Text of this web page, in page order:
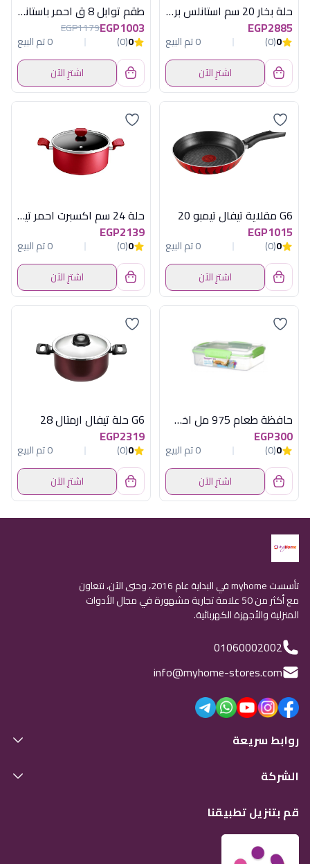
حلة بخار 20 سم استانلس بريلا كوركماز
EGP2885
0
(0)
0 تم البيع
اشترِ الآن
طقم توابل 8 ق احمر باستاند جوزيف
EGP1003
EGP1179
0
(0)
0 تم البيع
اشترِ الآن
G6 مقلاية تيفال تيمبو 20
EGP1015
0
(0)
0 تم البيع
اشترِ الآن
حلة 24 سم اكسبرت احمر تيفال
EGP2139
0
(0)
0 تم البيع
اشترِ الآن
حافظة طعام 975 مل اخضر سيستما
EGP300
0
(0)
0 تم البيع
اشترِ الآن
G6 حلة تيفال ارمتال 28
EGP2319
0
(0)
0 تم البيع
اشترِ الآن
تأسست myhome في البداية عام 2016، وحتى الآن، نتعاون
مع أكثر من 50 علامة تجارية مشهورة في مجال الأدوات
المنزلية والأجهزة الكهربائية.
01060002002
info@myhome-stores.com
روابط سريعة
الشركة
قم بتنزيل تطبيقنا